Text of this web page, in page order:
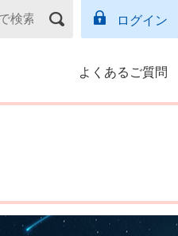
ログイン
よくあるご質問